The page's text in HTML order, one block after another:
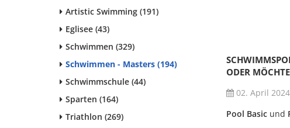
Artistic Swimming (191)
Eglisee (43)
Schwimmen (329)
Schwimmen - Masters (194)
Schwimmschule (44)
Sparten (164)
Triathlon (269)
ODER
02. April 2024
Pool Basic und